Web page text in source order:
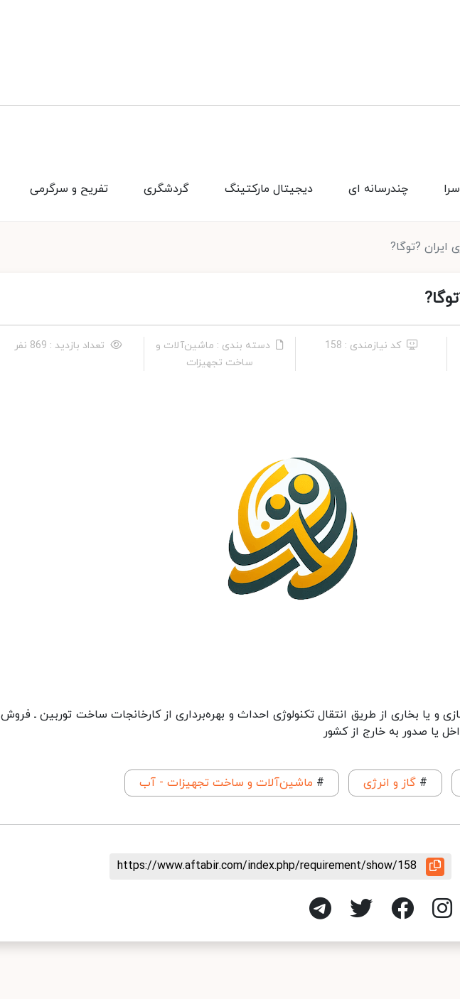
تفریح و سرگرمی گردشگری دیجیتال مارکتینگ چندرسانه ای
ایران ?توگا?
کد نیازمندی : 158
دسته بندی : ماشین‌آلات و
ساخت تجهیزات
تعداد بازدید : 869 نفر
و یا بخاری از طریق انتقال تکنولوژی احداث و بهره‌برداری از کارخانجات ساخت توربین ـ فروش
یا صدور به خارج از کشور
# گاز و انرژی # ماشین‌آلات و ساخت تجهیزات - آب
https://www.aftabir.com/index.php/requirement/show/158